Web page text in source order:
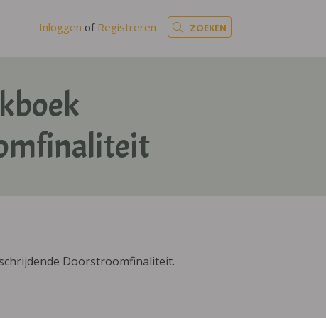
Inloggen of Registreren ZOEKEN
Doorstroomfinaliteit.